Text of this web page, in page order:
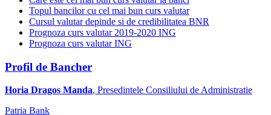
Topul bancilor cu cel mai bun curs valutar
Cursul valutar depinde si de credibilitatea BNR
Prognoza curs valutar 2019-2020 ING
Prognoza curs valutar ING
Profil de Bancher
Horia Dragos Manda, Presedintele Consiliului de Administratie
Patria Bank